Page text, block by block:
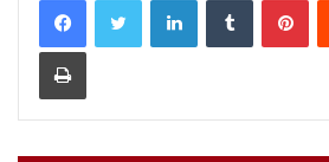
Print